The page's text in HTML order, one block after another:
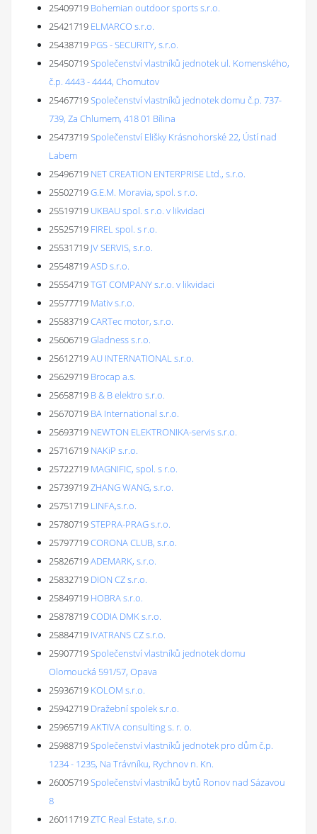
25409719 Bohemian outdoor sports s.r.o.
25421719 ELMARCO s.r.o.
25438719 PGS - SECURITY, s.r.o.
25450719Společenství vlastníků jednotek ul. Komenského,
č.p. 4443 - 4444, Chomutov
25467719Společenství vlastníků jednotek domu č.p. 737-
739, Za Chlumem, 418 01 Bílina
25473719Společenství Elišky Krásnohorské 22, Ústí nad
Labem
25496719 NET CREATION ENTERPRISE Ltd., s.r.o.
25502719G.E.M. Moravia, spol. s r.o.
25519719 UKBAU spol. s r.o. v likvidaci
25525719 FIREL spol. s r.o.
25531719 JV SERVIS, s.r.o.
25548719ASD s.r.o.
25554719TGT COMPANY s.r.o. v likvidaci
25577719 Mativ s.r.o.
25583719CARTec motor, s.r.o.
25606719Gladness s.r.o.
25612719AU INTERNATIONAL s.r.o.
25629719 Brocap a.s.
25658719 B & B elektro s.r.o.
25670719 BA International s.r.o.
25693719 NEWTON ELEKTRONIKA-servis s.r.o.
25716719 NAKiP s.r.o.
25722719 MAGNIFIC, spol. s r.o.
25739719ZHANG WANG, s.r.o.
25751719 LINFA,s.r.o.
25780719STEPRA-PRAG s.r.o.
25797719CORONA CLUB, s.r.o.
25826719ADEMARK, s.r.o.
25832719 DION CZ s.r.o.
25849719 HOBRA s.r.o.
25878719CODIA DMK s.r.o.
25884719 IVATRANS CZ s.r.o.
25907719Společenství vlastníků jednotek domu
Olomoucká 591/57, Opava
25936719 KOLOM s.r.o.
25942719 Dražební spolek s.r.o.
25965719AKTIVA consulting s. r. o.
25988719Společenství vlastníků jednotek pro dům č.p.
1234 - 1235, Na Trávníku, Rychnov n. Kn.
26005719Společenství vlastníků bytů Ronov nad Sázavou
8
26011719ZTC Real Estate, s.r.o.